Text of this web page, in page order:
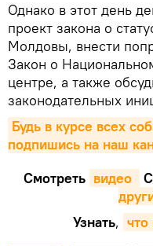
Однако в этот день
проект закона о
Молдовы, внести
Закон о
центре, а также
законодательных
Будь в курсе всех
подпишись на наш
Смотреть видео
Узнать,